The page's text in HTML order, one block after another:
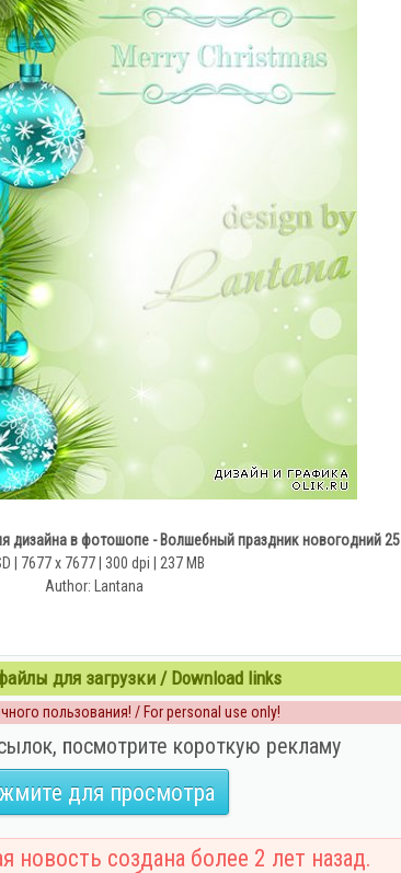
дизайна в фотошопе - Волшебный праздник новогодний 25
| 7677 x 7677 | 300 dpi | 237 MB
Author: Lantana
для загрузки / Download links
пользования! / For personal use only!
посмотрите короткую рекламу
для просмотра
новость создана более 2 лет назад.